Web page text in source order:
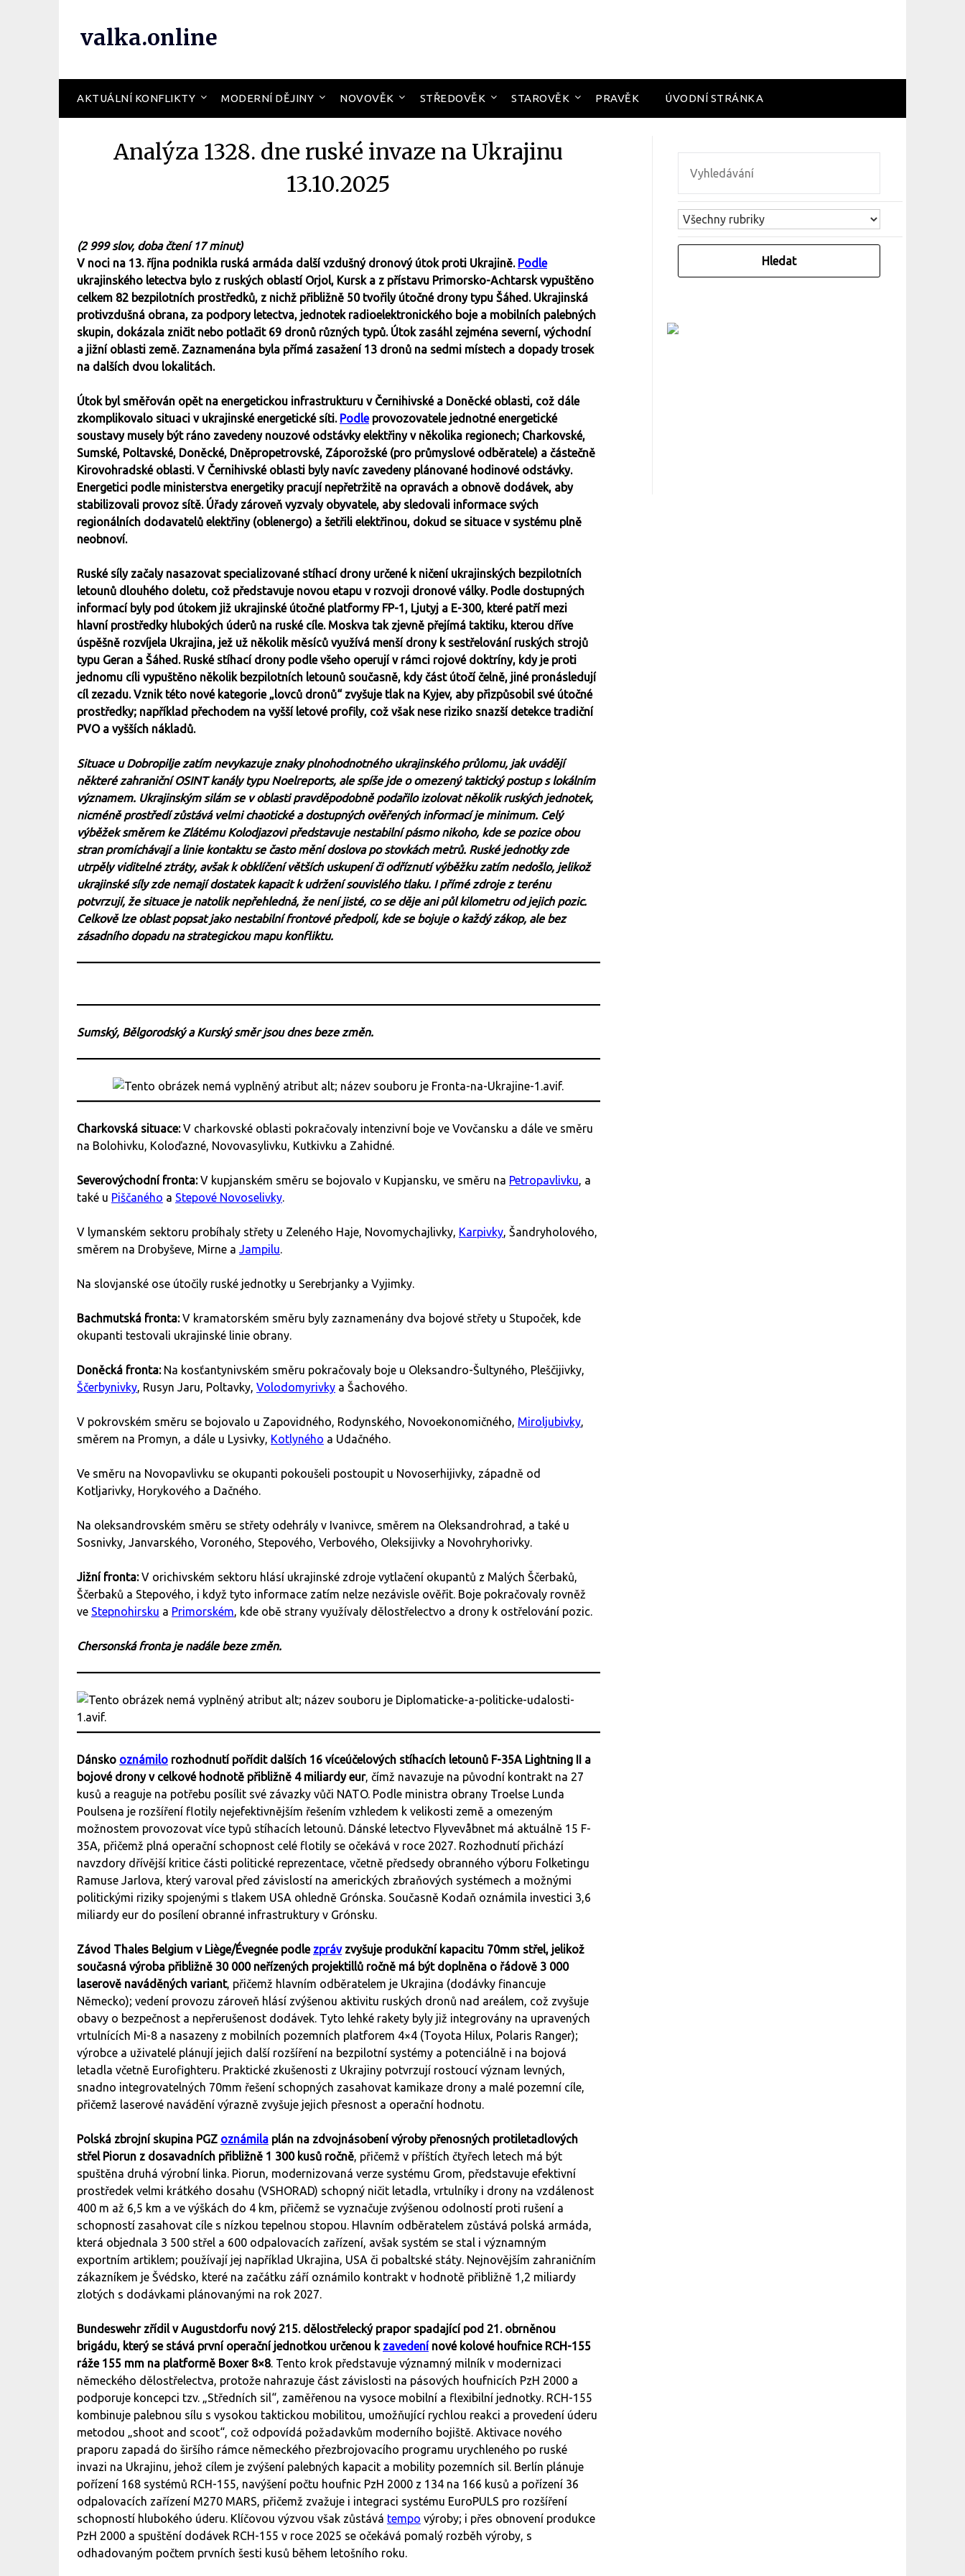
valka.online
AKTUÁLNÍ KONFLIKTY MODERNÍ DĚJINY NOVOVĚK STŘEDOVĚK STAROVĚK PRAVĚK ÚVODNÍ STRÁNKA
Analýza 1328. dne ruské invaze na Ukrajinu
13.10.2025
(2 999 slov, doba čtení 17 minut)
V noci na 13. října podnikla ruská armáda další vzdušný dronový útok proti Ukrajině. Podle
ukrajinského letectva bylo z ruských oblastí Orjol, Kursk a z přístavu Primorsko-Achtarsk vypuštěno
celkem 82 bezpilotních prostředků, z nichž přibližně 50 tvořily útočné drony typu Šáhed. Ukrajinská
protivzdušná obrana, za podpory letectva, jednotek radioelektronického boje a mobilních palebných
skupin, dokázala zničit nebo potlačit 69 dronů různých typů. Útok zasáhl zejména severní, východní
a jižní oblasti země. Zaznamenána byla přímá zasažení 13 dronů na sedmi místech a dopady trosek
na dalších dvou lokalitách.
Útok byl směřován opět na energetickou infrastrukturu v Černihivské a Doněcké oblasti, což dále
zkomplikovalo situaci v ukrajinské energetické síti. Podleprovozovatele jednotné energetické
soustavy musely být ráno zavedeny nouzové odstávky elektřiny v několika regionech; Charkovské,
Sumské, Poltavské, Doněcké, Dněpropetrovské, Záporožské (pro průmyslové odběratele) a částečně
Kirovohradské oblasti. V Černihivské oblasti byly navíc zavedeny plánované hodinové odstávky.
Energetici podle ministerstva energetiky pracují nepřetržitě na opravách a obnově dodávek, aby
stabilizovali provoz sítě. Úřady zároveň vyzvaly obyvatele, aby sledovali informace svých
regionálních dodavatelů elektřiny (oblenergo) a šetřili elektřinou, dokud se situace v systému plně
neobnoví.
Ruské síly začaly nasazovat specializované stíhací drony určené k ničení ukrajinských bezpilotních
letounů dlouhého doletu, což představuje novou etapu v rozvoji dronové války. Podle dostupných
informací byly pod útokem již ukrajinské útočné platformy FP-1, Ljutyj a E-300, které patří mezi
hlavní prostředky hlubokých úderů na ruské cíle. Moskva tak zjevně přejímá taktiku, kterou dříve
úspěšně rozvíjela Ukrajina, jež už několik měsíců využívá menší drony k sestřelování ruských strojů
typu Geran a Šáhed. Ruské stíhací drony podle všeho operují v rámci rojové doktríny, kdy je proti
jednomu cíli vypuštěno několik bezpilotních letounů současně, kdy část útočí čelně, jiné pronásledují
cíl zezadu. Vznik této nové kategorie „lovců dronů“ zvyšuje tlak na Kyjev, aby přizpůsobil své útočné
prostředky; například přechodem na vyšší letové profily, což však nese riziko snazší detekce tradiční
PVO a vyšších nákladů.
Situace u Dobropilje zatím nevykazuje znaky plnohodnotného ukrajinského průlomu, jak uvádějí
některé zahraniční OSINT kanály typu Noelreports, ale spíše jde o omezený taktický postup s lokálním
významem. Ukrajinským silám se v oblasti pravděpodobně podařilo izolovat několik ruských jednotek,
nicméně prostředí zůstává velmi chaotické a dostupných ověřených informací je minimum. Celý
výběžek směrem ke Zlátému Kolodjazovi představuje nestabilní pásmo nikoho, kde se pozice obou
stran promíchávají a linie kontaktu se často mění doslova po stovkách metrů. Ruské jednotky zde
utrpěly viditelné ztráty, avšak k obklíčení větších uskupení či odříznutí výběžku zatím nedošlo, jelikož
ukrajinské síly zde nemají dostatek kapacit k udržení souvislého tlaku. I přímé zdroje z terénu
potvrzují, že situace je natolik nepřehledná, že není jisté, co se děje ani půl kilometru od jejich pozic.
Celkově lze oblast popsat jako nestabilní frontové předpolí, kde se bojuje o každý zákop, ale bez
zásadního dopadu na strategickou mapu konfliktu.
Sumský, Bělgorodský a Kurský směr jsou dnes beze změn.
Charkovská situace:V charkovské oblasti pokračovaly intenzivní boje ve Vovčansku a dále ve směru
na Bolohivku, Koloďazné, Novovasylivku, Kutkivku a Zahidné.
Severovýchodní fronta:V kupjanském směru se bojovalo v Kupjansku, ve směru na Petropavlivku, a
také u Piščaného a Stepové Novoselivky.
V lymanském sektoru probíhaly střety u Zeleného Haje, Novomychajlivky, Karpivky, Šandryholového,
směrem na Drobyševe, Mirne a Jampilu.
Na slovjanské ose útočily ruské jednotky u Serebrjanky a Vyjimky.
Bachmutská fronta:V kramatorském směru byly zaznamenány dva bojové střety u Stupoček, kde
okupanti testovali ukrajinské linie obrany.
Doněcká fronta: Na kosťantynivském směru pokračovaly boje u Oleksandro-Šultyného, Pleščijivky,
Ščerbynivky, Rusyn Jaru, Poltavky, Volodomyrivky a Šachového.
V pokrovském směru se bojovalo u Zapovidného, Rodynského, Novoekonomičného, Miroljubivky,
směrem na Promyn, a dále u Lysivky, Kotlyného a Udačného.
Ve směru na Novopavlivku se okupanti pokoušeli postoupit u Novoserhijivky, západně od
Kotljarivky, Horykového a Dačného.
Na oleksandrovském směru se střety odehrály v Ivanivce, směrem na Oleksandrohrad, a také u
Sosnivky, Janvarského, Voroného, Stepového, Verbového, Oleksijivky a Novohryhorivky.
Jižní fronta:V orichivském sektoru hlásí ukrajinské zdroje vytlačení okupantů z Malých Ščerbaků,
Ščerbaků a Stepového, i když tyto informace zatím nelze nezávisle ověřit. Boje pokračovaly rovněž
ve Stepnohirsku a Primorském, kde obě strany využívaly dělostřelectvo a drony k ostřelování pozic.
Chersonská fronta je nadále beze změn.
Dánsko oznámilo rozhodnutí pořídit dalších 16 víceúčelových stíhacích letounů F-35A Lightning II a
bojové drony v celkové hodnotě přibližně 4 miliardy eur, čímž navazuje na původní kontrakt na 27
kusů a reaguje na potřebu posílit své závazky vůči NATO. Podle ministra obrany Troelse Lunda
Poulsena je rozšíření flotily nejefektivnějším řešením vzhledem k velikosti země a omezeným
možnostem provozovat více typů stíhacích letounů. Dánské letectvo Flyvevåbnet má aktuálně 15 F-
35A, přičemž plná operační schopnost celé flotily se očekává v roce 2027. Rozhodnutí přichází
navzdory dřívější kritice části politické reprezentace, včetně předsedy obranného výboru Folketingu
Ramuse Jarlova, který varoval před závislostí na amerických zbraňových systémech a možnými
politickými riziky spojenými s tlakem USA ohledně Grónska. Současně Kodaň oznámila investici 3,6
miliardy eur do posílení obranné infrastruktury v Grónsku.
Závod Thales Belgium v Liège/Évegnée podle zprávzvyšuje produkční kapacitu 70mm střel, jelikož
současná výroba přibližně 30 000 neřízených projektillů ročně má být doplněna o řádově 3 000
laserově naváděných variant, přičemž hlavním odběratelem je Ukrajina (dodávky financuje
Německo); vedení provozu zároveň hlásí zvýšenou aktivitu ruských dronů nad areálem, což zvyšuje
obavy o bezpečnost a nepřerušenost dodávek. Tyto lehké rakety byly již integrovány na upravených
vrtulnících Mi-8 a nasazeny z mobilních pozemních platforem 4×4 (Toyota Hilux, Polaris Ranger);
výrobce a uživatelé plánují jejich další rozšíření na bezpilotní systémy a potenciálně i na bojová
letadla včetně Eurofighteru. Praktické zkušenosti z Ukrajiny potvrzují rostoucí význam levných,
snadno integrovatelných 70mm řešení schopných zasahovat kamikaze drony a malé pozemní cíle,
přičemž laserové navádění výrazně zvyšuje jejich přesnost a operační hodnotu.
Polská zbrojní skupina PGZ oznámila plán na zdvojnásobení výroby přenosných protiletadlových
střel Piorun z dosavadních přibližně 1 300 kusů ročně, přičemž v příštích čtyřech letech má být
spuštěna druhá výrobní linka. Piorun, modernizovaná verze systému Grom, představuje efektivní
prostředek velmi krátkého dosahu (VSHORAD) schopný ničit letadla, vrtulníky i drony na vzdálenost
400 m až 6,5 km a ve výškách do 4 km, přičemž se vyznačuje zvýšenou odolností proti rušení a
schopností zasahovat cíle s nízkou tepelnou stopou. Hlavním odběratelem zůstává polská armáda,
která objednala 3 500 střel a 600 odpalovacích zařízení, avšak systém se stal i významným
exportním artiklem; používají jej například Ukrajina, USA či pobaltské státy. Nejnovějším zahraničním
zákazníkem je Švédsko, které na začátku září oznámilo kontrakt v hodnotě přibližně 1,2 miliardy
zlotých s dodávkami plánovanými na rok 2027.
Bundeswehr zřídil v Augustdorfu nový 215. dělostřelecký prapor spadající pod 21. obrněnou
brigádu, který se stává první operační jednotkou určenou k zavedenínové kolové houfnice RCH-155
ráže 155 mm na platformě Boxer 8×8. Tento krok představuje významný milník v modernizaci
německého dělostřelectva, protože nahrazuje část závislosti na pásových houfnicích PzH 2000 a
podporuje koncepci tzv. „Středních sil“, zaměřenou na vysoce mobilní a flexibilní jednotky. RCH-155
kombinuje palebnou sílu s vysokou taktickou mobilitou, umožňující rychlou reakci a provedení úderu
metodou „shoot and scoot“, což odpovídá požadavkům moderního bojiště. Aktivace nového
praporu zapadá do širšího rámce německého přezbrojovacího programu urychleného po ruské
invazi na Ukrajinu, jehož cílem je zvýšení palebných kapacit a mobility pozemních sil. Berlín plánuje
pořízení 168 systémů RCH-155, navýšení počtu houfnic PzH 2000 z 134 na 166 kusů a pořízení 36
odpalovacích zařízení M270 MARS, přičemž zvažuje i integraci systému EuroPULS pro rozšíření
schopností hlubokého úderu. Klíčovou výzvou však zůstává tempo výroby; i přes obnovení produkce
PzH 2000 a spuštění dodávek RCH-155 v roce 2025 se očekává pomalý rozběh výroby, s
odhadovaným počtem prvních šesti kusů během letošního roku.